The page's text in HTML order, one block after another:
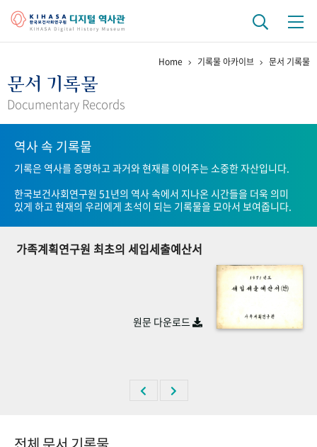
걸어온 길 기관 변천사
연구 역사
정책과 연구 키워드로 보는 연구 역사
연구자들
기록물 아카이브
사진 아카이브 문서 기록물 행정박물
숫자로 보는 50년 50+1주년 광장
Home 기록물 아카이브 문서 기록물
문서 기록물
Documentary Records
역사 속 기록물
기록은 역사를 증명하고 과거와 현재를 이어주는 소중한 자산입니다.
한국보건사회연구원 51년의 역사 속에서 지나온 시간들을 더욱 의미
있게 하고 현재의 우리에게 초석이 되는 기록물을 모아서 보여줍니다.
가족계획연구원 최초의 세입세출예산서
원문 다운로드